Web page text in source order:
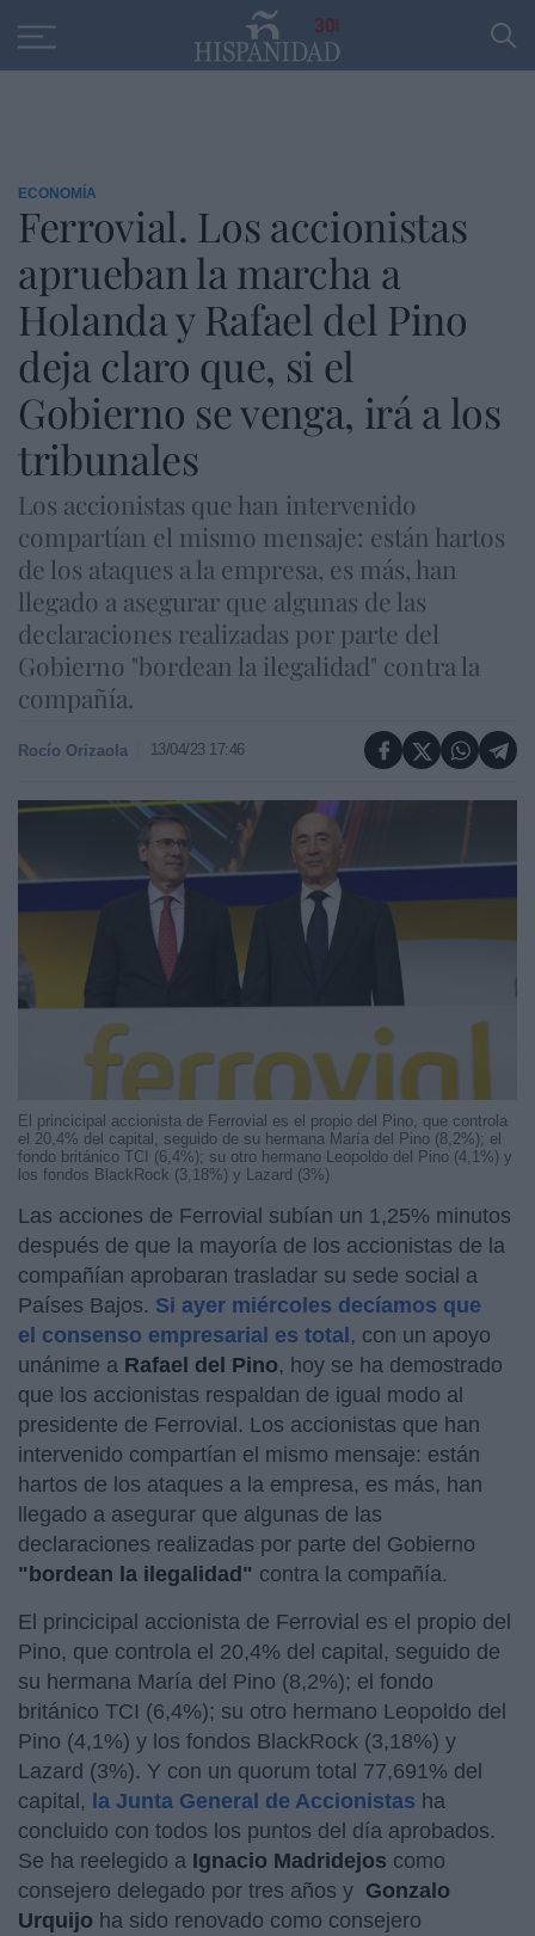
30
ECONOMÍA
Ferrovial. Los accionistas
aprueban la marcha a
Holanda y Rafael del Pino
deja claro que, si el
Gobierno se venga, irá a los
tribunales
Los accionistas que han intervenido
compartían el mismo mensaje: están hartos
de los ataques a la empresa, es más, han
llegado a asegurar que algunas de las
declaraciones realizadas por parte del
Gobierno "bordean la ilegalidad" contra la
compañía.
Rocío Orizaola 13/04/23 17:46
El princicipal accionista de Ferrovial es el propio del Pino, que controla
el 20,4% del capital, seguido de su hermana María del Pino (8,2%); el
fondo británico TCI (6,4%); su otro hermano Leopoldo del Pino (4,1%) y
los fondos BlackRock (3,18%) y Lazard (3%)
Las acciones de Ferrovial subían un 1,25% minutos
después de que la mayoría de los accionistas de la
compañían aprobaran trasladar su sede social a
Países Bajos. Si ayer miércoles decíamos que
el consenso empresarial es total, con un apoyo
unánime a Rafael del Pino, hoy se ha demostrado
que los accionistas respaldan de igual modo al
presidente de Ferrovial. Los accionistas que han
intervenido compartían el mismo mensaje: están
hartos de los ataques a la empresa, es más, han
llegado a asegurar que algunas de las
declaraciones realizadas por parte del Gobierno
"bordean la ilegalidad" contra la compañía.
El princicipal accionista de Ferrovial es el propio del
Pino, que controla el 20,4% del capital, seguido de
su hermana María del Pino (8,2%); el fondo
británico TCI (6,4%); su otro hermano Leopoldo del
Pino (4,1%) y los fondos BlackRock (3,18%) y
Lazard (3%). Y con un quorum total 77,691% del
capital, la Junta General de Accionistas ha
concluido con todos los puntos del día aprobados.
Se ha reelegido a Ignacio Madridejos como
consejero delegado por tres años y Gonzalo
Urquijo ha sido renovado como consejero